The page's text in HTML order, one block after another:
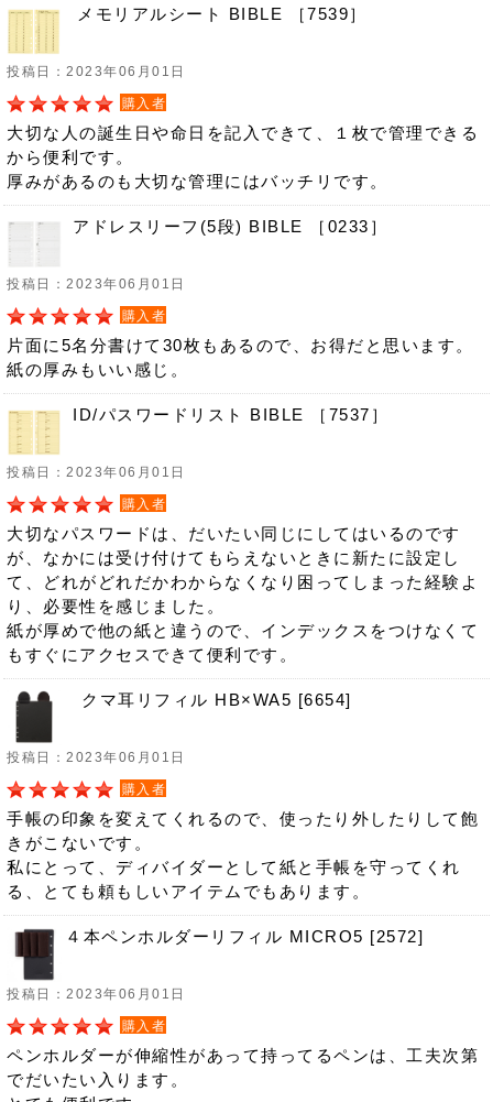
メモリアルシート BIBLE ［7539］
投稿日：2023年06月01日
購入者
大切な人の誕生日や命日を記入できて、１枚で管理できる
から便利です。
厚みがあるのも大切な管理にはバッチリです。
アドレスリーフ(5段) BIBLE ［0233］
投稿日：2023年06月01日
購入者
片面に5名分書けて30枚もあるので、お得だと思います。
紙の厚みもいい感じ。
ID/パスワードリスト BIBLE ［7537］
投稿日：2023年06月01日
購入者
大切なパスワードは、だいたい同じにしてはいるのです
が、なかには受け付けてもらえないときに新たに設定し
て、どれがどれだかわからなくなり困ってしまった経験よ
り、必要性を感じました。
紙が厚めで他の紙と違うので、インデックスをつけなくて
もすぐにアクセスできて便利です。
クマ耳リフィル HB×WA5 [6654]
投稿日：2023年06月01日
購入者
手帳の印象を変えてくれるので、使ったり外したりして飽
きがこないです。
私にとって、ディバイダーとして紙と手帳を守ってくれ
る、とても頼もしいアイテムでもあります。
４本ペンホルダーリフィル MICRO5 [2572]
投稿日：2023年06月01日
購入者
ペンホルダーが伸縮性があって持ってるペンは、工夫次第
でだいたい入ります。